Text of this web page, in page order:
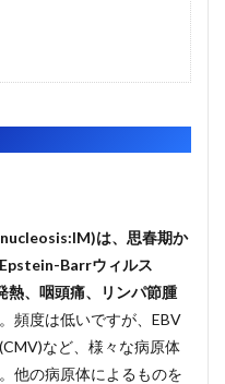
は、思春期か
Barrウィルス
熱、咽頭痛、リンパ節腫
頻度は低いですが、EBV
など、様々な病原体
他の病原体によるものを